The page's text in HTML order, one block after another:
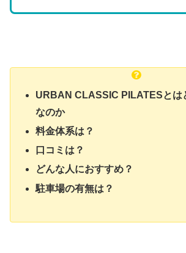
URBAN CLASSIC PILATESとは
なのか
料金体系は？
口コミは？
どんな人におすすめ？
駐車場の有無は？